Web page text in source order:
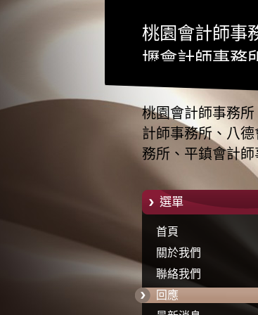
桃園會計師事
壢會計師事務
會計師事務所
計師事務所、
師事務所、平
事務所、新屋
務所、大園會
所、大溪會計
所、龍潭會計
所、南崁會計
所、觀音會計
桃園會計師事務
計師事務所、八
務所、平鎮會計師
大園會計師事務
計師事務所、南
務所、楊梅會計師
選單
首頁
關於我們
聯絡我們
回應